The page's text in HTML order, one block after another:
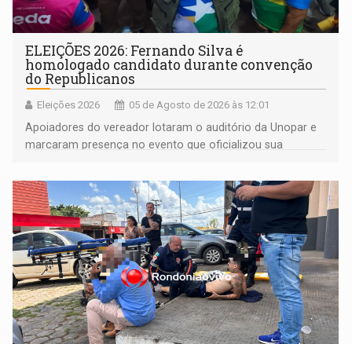
ELEIÇÕES 2026: Fernando Silva é
homologado candidato durante convenção
do Republicanos
Eleições 2026 05 de Agosto de 2026 às 12:01
Apoiadores do vereador lotaram o auditório da Unopar e
marcaram presença no evento que oficializou sua